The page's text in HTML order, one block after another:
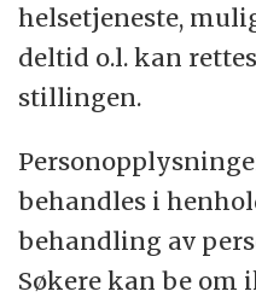
helsetjeneste,
deltid o.l. kan
stillingen.
behandles i
behandling av
Søkere kan be om